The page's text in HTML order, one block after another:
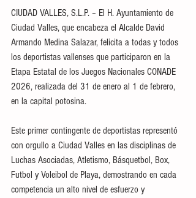
CIUDAD VALLES, S.L.P. – El H. Ayuntamiento de
Ciudad Valles, que encabeza el Alcalde David
Armando Medina Salazar, felicita a todas y todos
los deportistas vallenses que participaron en la
Etapa Estatal de los Juegos Nacionales CONADE
2026, realizada del 31 de enero al 1 de febrero,
en la capital potosina.
Este primer contingente de deportistas representó
con orgullo a Ciudad Valles en las disciplinas de
Luchas Asociadas, Atletismo, Básquetbol, Box,
Futbol y Voleibol de Playa, demostrando en cada
competencia un alto nivel de esfuerzo y